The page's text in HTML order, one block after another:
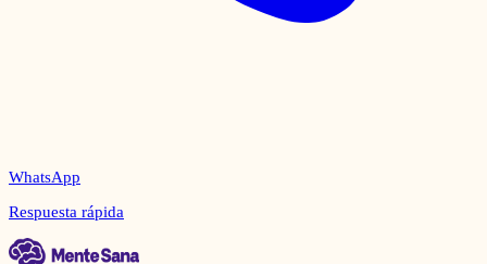
WhatsApp
Respuesta rápida